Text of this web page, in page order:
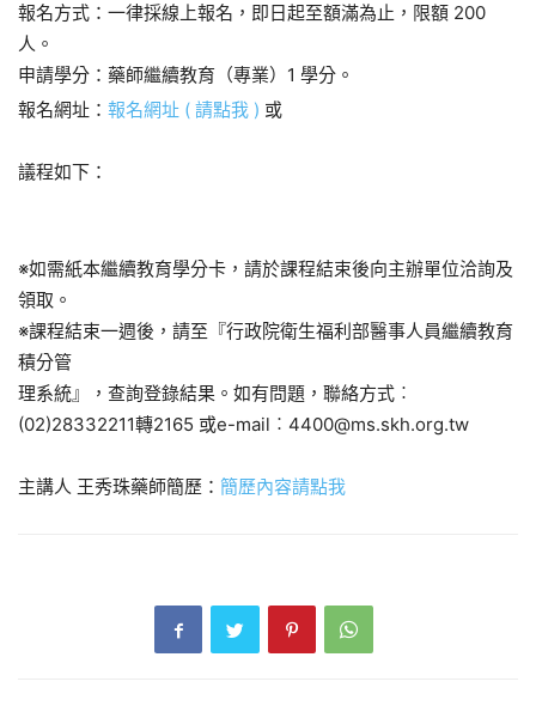
報名方式：一律採線上報名，即日起至額滿為止，限額 200
人。
申請學分：藥師繼續教育（專業）1 學分。
報名網址： 報名網址 ( 請點我 ) 或
議程如下：
※如需紙本繼續教育學分卡，請於課程結束後向主辦單位洽詢及
領取。
※課程結束一週後，請至『行政院衛生福利部醫事人員繼續教育
積分管
理系統』，查詢登錄結果。如有問題，聯絡方式︰
(02)28332211轉2165 或e-mail︰ 4400@ms.skh.org.tw
主講人 王秀珠藥師簡歷： 簡歷內容請點我